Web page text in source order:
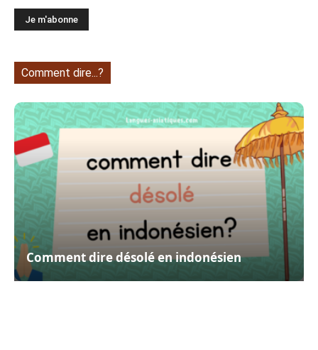
Comment dire...?
Comment dire désolé en indonésien